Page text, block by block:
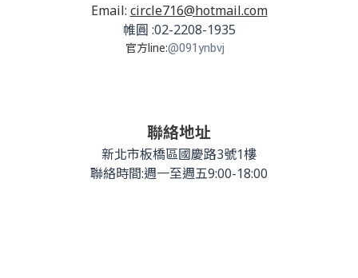
Email: circle716@hotmail.com
帷圓 :02-2208-1935
官方line:@091ynbvj
聯絡地址
新北市板橋區國慶路3號1樓
聯絡時間:週一至週五9:00-18:00